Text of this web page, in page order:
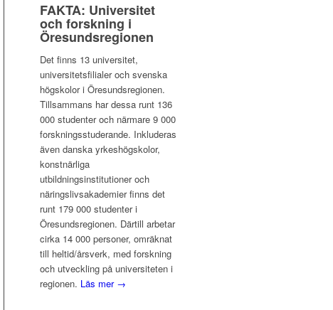
FAKTA: Universitet
och forskning i
Öresundsregionen
Det finns 13 universitet,
universitetsfilialer och svenska
högskolor i Öresundsregionen.
Tillsammans har dessa runt 136
000 studenter och närmare 9 000
forskningsstuderande. Inkluderas
även danska yrkeshögskolor,
konstnärliga
utbildningsinstitutioner och
näringslivsakademier finns det
runt 179 000 studenter i
Öresundsregionen. Därtill arbetar
cirka 14 000 personer, omräknat
till heltid/årsverk, med forskning
och utveckling på universiteten i
regionen. Läs mer →